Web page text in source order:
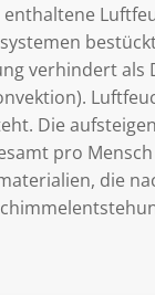
verhindert
Die
pro
die